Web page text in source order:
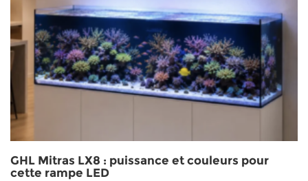
GHL Mitras LX8 : puissance et couleurs pour
cette rampe LED